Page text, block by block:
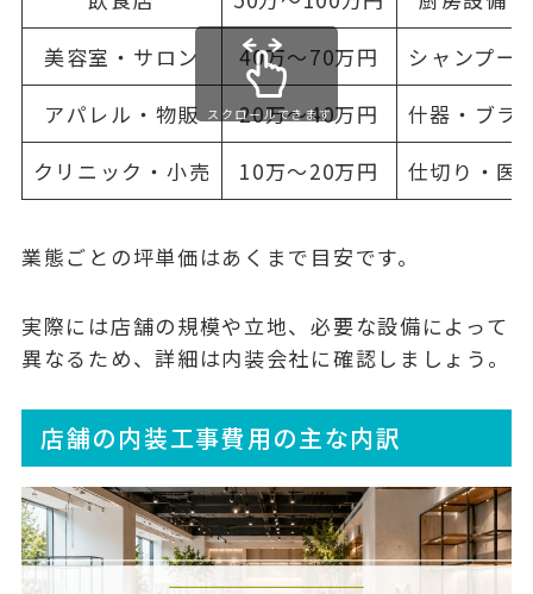
美容室・サロン
40万〜70万円
シャンプー
アパレル・物販
20万〜40万円
什器・ブラ
クリニック・小売
10万〜20万円 仕切り・医
スクロールできます
業態ごとの坪単価はあくまで目安です。
実際には店舗の規模や立地、必要な設備によって
異なるため、詳細は内装会社に確認しましょう。
店舗の内装工事費用の主な内訳